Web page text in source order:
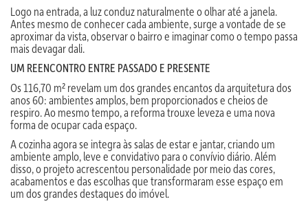
Logo na entrada, a luz conduz naturalmente o olhar até a janela.
Antes mesmo de conhecer cada ambiente, surge a vontade de se
aproximar da vista, observar o bairro e imaginar como o tempo passa
mais devagar dali.
UM REENCONTRO ENTRE PASSADO E PRESENTE
Os 116,70 m² revelam um dos grandes encantos da arquitetura dos
anos 60: ambientes amplos, bem proporcionados e cheios de
respiro. Ao mesmo tempo, a reforma trouxe leveza e uma nova
forma de ocupar cada espaço.
A cozinha agora se integra às salas de estar e jantar, criando um
ambiente amplo, leve e convidativo para o convívio diário. Além
disso, o projeto acrescentou personalidade por meio das cores,
acabamentos e das escolhas que transformaram esse espaço em
um dos grandes destaques do imóvel.